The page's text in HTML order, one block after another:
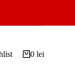
Shopping
0 lei